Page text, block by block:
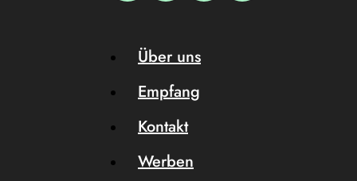
Über uns
Empfang
Kontakt
Werben